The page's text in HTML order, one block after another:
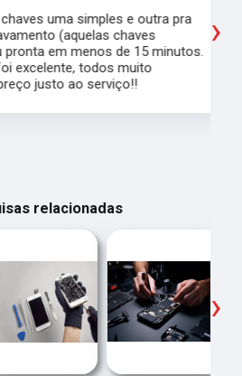
uma simples e outra pra
(aquelas chaves
em menos de 15 minutos.
todos muito
justo ao serviço!!
›
relacionadas
›